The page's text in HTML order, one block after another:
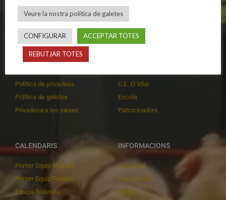
CLUB
Organització
Publicacions
Política de privadesa
Política de galetes
Privadesa a les xarxes
EQUIPS
Primer equip femení
C.E. El Vilar
Escola
Patrocinadors
CALENDARIS
Primer Equip Masculí
Primer Equip Femení
Equips federats
INFORMACIONS
Actualitat
Inscripcions
Botiga
Veure la nostra política de galetes
CONFIGURAR ACCEPTAR TOTES
REBUTJAR TOTES